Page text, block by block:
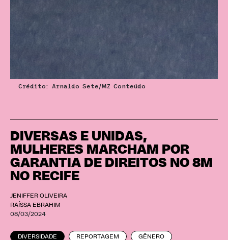
DIVERSAS E UNIDAS,
MULHERES MARCHAM POR
GARANTIA DE DIREITOS NO 8M
NO RECIFE
JENIFFER OLIVEIRA
RAÍSSA EBRAHIM
08/03/2024
DIVERSIDADE REPORTAGEM GÊNERO
Crédito: Arnaldo Sete/MZ Conteúdo